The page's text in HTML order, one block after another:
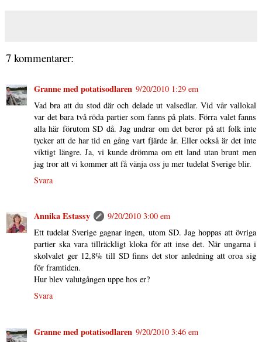
7 kommentarer:
Granne med potatisodlaren 9/20/2010 1:29 em
Vad bra att du stod där och delade ut valsedlar. Vid vår vallokal
var det bara två röda partier som fanns på plats. Förra valet fanns
alla här förutom SD då. Jag undrar om det beror på att folk inte
tycker att de har tid en gång vart fjärde år. Eller också är det inte
viktigt längre. Ja, vi kunde drömma om ett land utan brunt men
jag tror att vi kommer att få vänja oss ju mer tudelat Sverige blir.
Svara
Annika Estassy
9/20/2010 3:00 em
Ett tudelat Sverige gagnar ingen, utom SD. Jag hoppas att övriga
partier ska vara tillräckligt kloka för att inse det. När ungarna i
skolvalet ger 12,8% till SD finns det stor anledning att oroa sig
för framtiden.
Hur blev valutgången uppe hos er?
Svara
Granne med potatisodlaren 9/20/2010 3:46 em